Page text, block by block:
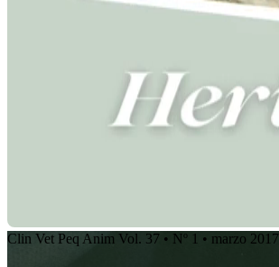
Clin Vet Peq Anim Vol. 37 • Nº 1 • marzo 2017